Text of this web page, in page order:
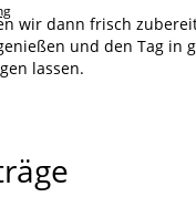
wir dann frisch
und den Tag in
lassen.